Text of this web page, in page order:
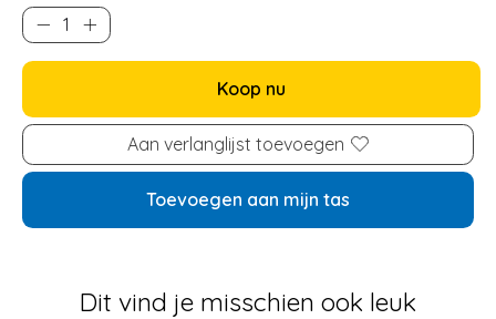
Koop nu
Aan verlanglijst toevoegen
Toevoegen aan mijn tas
Dit vind je misschien ook leuk